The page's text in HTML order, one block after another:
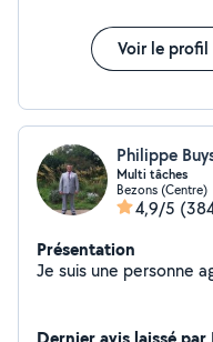
Voir le profil
Philippe
Multi tâches
Bezons (Centre)
4,9/5
Présentation
Je suis une personne